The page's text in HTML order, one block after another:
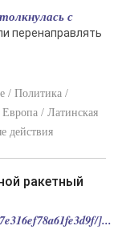
с
перенаправлять
/ Политика /
/ Латинская
действия
]...